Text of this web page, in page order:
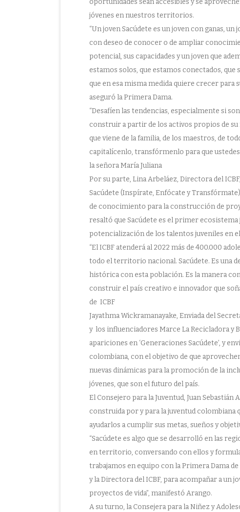
oportunidades sean accesibles y se
jóvenes en nuestros territorios.
“Un joven Sacúdete es un joven con ganas,
con deseo de conocer o de ampliar
potencial, sus capacidades y un joven que
estamos solos, que estamos conectados,
que en esa misma medida quiere crecer para
aseguró la Primera Dama.
“Desafíen las tendencias, especialmente si
construir a partir de los activos propios de su
que viene de la familia, de los maestros, de
capitalícenlo, transfórmenlo para que
la señora María Juliana
Por su parte, Lina Arbeláez, Directora del
Sacúdete (Inspírate, Enfócate y
de conocimiento para la construcción de
resaltó que Sacúdete es el primer
potencialización de los talentos juveniles en
“El ICBF atenderá al 2022 más de 400.000
todo el territorio nacional. Sacúdete. Es una
histórica con esta población. Es la manera
construir el país creativo e innovador que
de ICBF
Jayathma Wickramanayake, Enviada del
y los influenciadores Marce La Recicladora y
apariciones en ‘Generaciones Sacúdete’, y
colombiana, con el objetivo de que
nuevas dinámicas para la promoción de la
jóvenes, que son el futuro del país.
El Consejero para la Juventud, Juan
construida por y para la juventud
ayudarlos a cumplir sus metas, sueños y
“Sacúdete es algo que se desarrolló en las
en territorio, conversando con ellos y
trabajamos en equipo con la Primera Dama
y la Directora del ICBF, para acompañar a un
proyectos de vida”, manifestó Arango.
A su turno, la Consejera para la Niñez y